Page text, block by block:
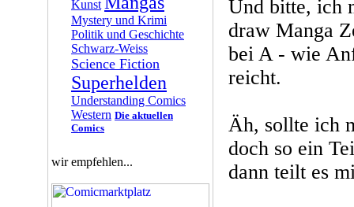
Kunst
Mystery und Krimi
Politik und Geschichte
Schwarz-Weiss
Science Fiction
Superhelden
Understanding Comics
Western Die aktuellen
Comics
wir empfehlen...
Und bitte, ich
draw Manga
bei A - wie
reicht.
Äh, sollte ich
doch so ein
dann teilt es